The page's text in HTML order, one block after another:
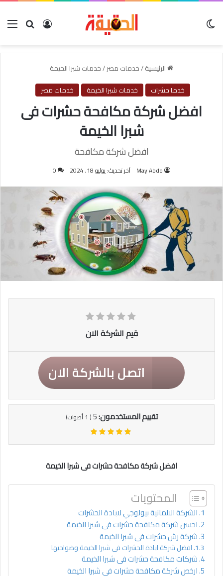
بحث عنتسجيل
الرئيسية/خدمات مصر/خدمات شبرا الخيمة
خدما حشرات
خدمات شبرا الخيمة خدمات مصر
افضل شركة مكافحة حشرات فى
شبرا الخيمة
افضل شركة مكافحة
May Abdo آخر تحديث: يوليو 18, 2024 0
قيم الشركة الان
اتصل بالشركة الان
تقييم المستخدمون:5
(
1أصوات)
افضل شركة مكافحة حشرات فى شبرا الخيمة
المحتويات
الشركة الالمانية بيولوجي لابادة الحشرات
احسن شركة مكافحة حشرات فى شبرا الخيمة
شركة رش حشرات فى شبرا الخيمة
افضل شركة ابادة الحشرات فى شبرا الخيمة وضواحيها
شركات مكافحة حشرات فى شبرا الخيمة
ارخص شركة مكافحة حشرات فى شبرا الخيمة